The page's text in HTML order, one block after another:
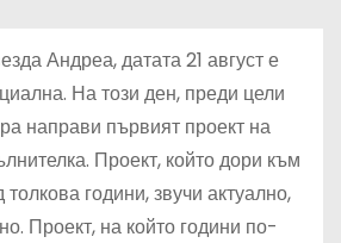
Андреа, датата 21 август е
На този ден, преди цели
направи първият проект на
Проект, който дори към
години, звучи актуално,
Проект, на който години по-